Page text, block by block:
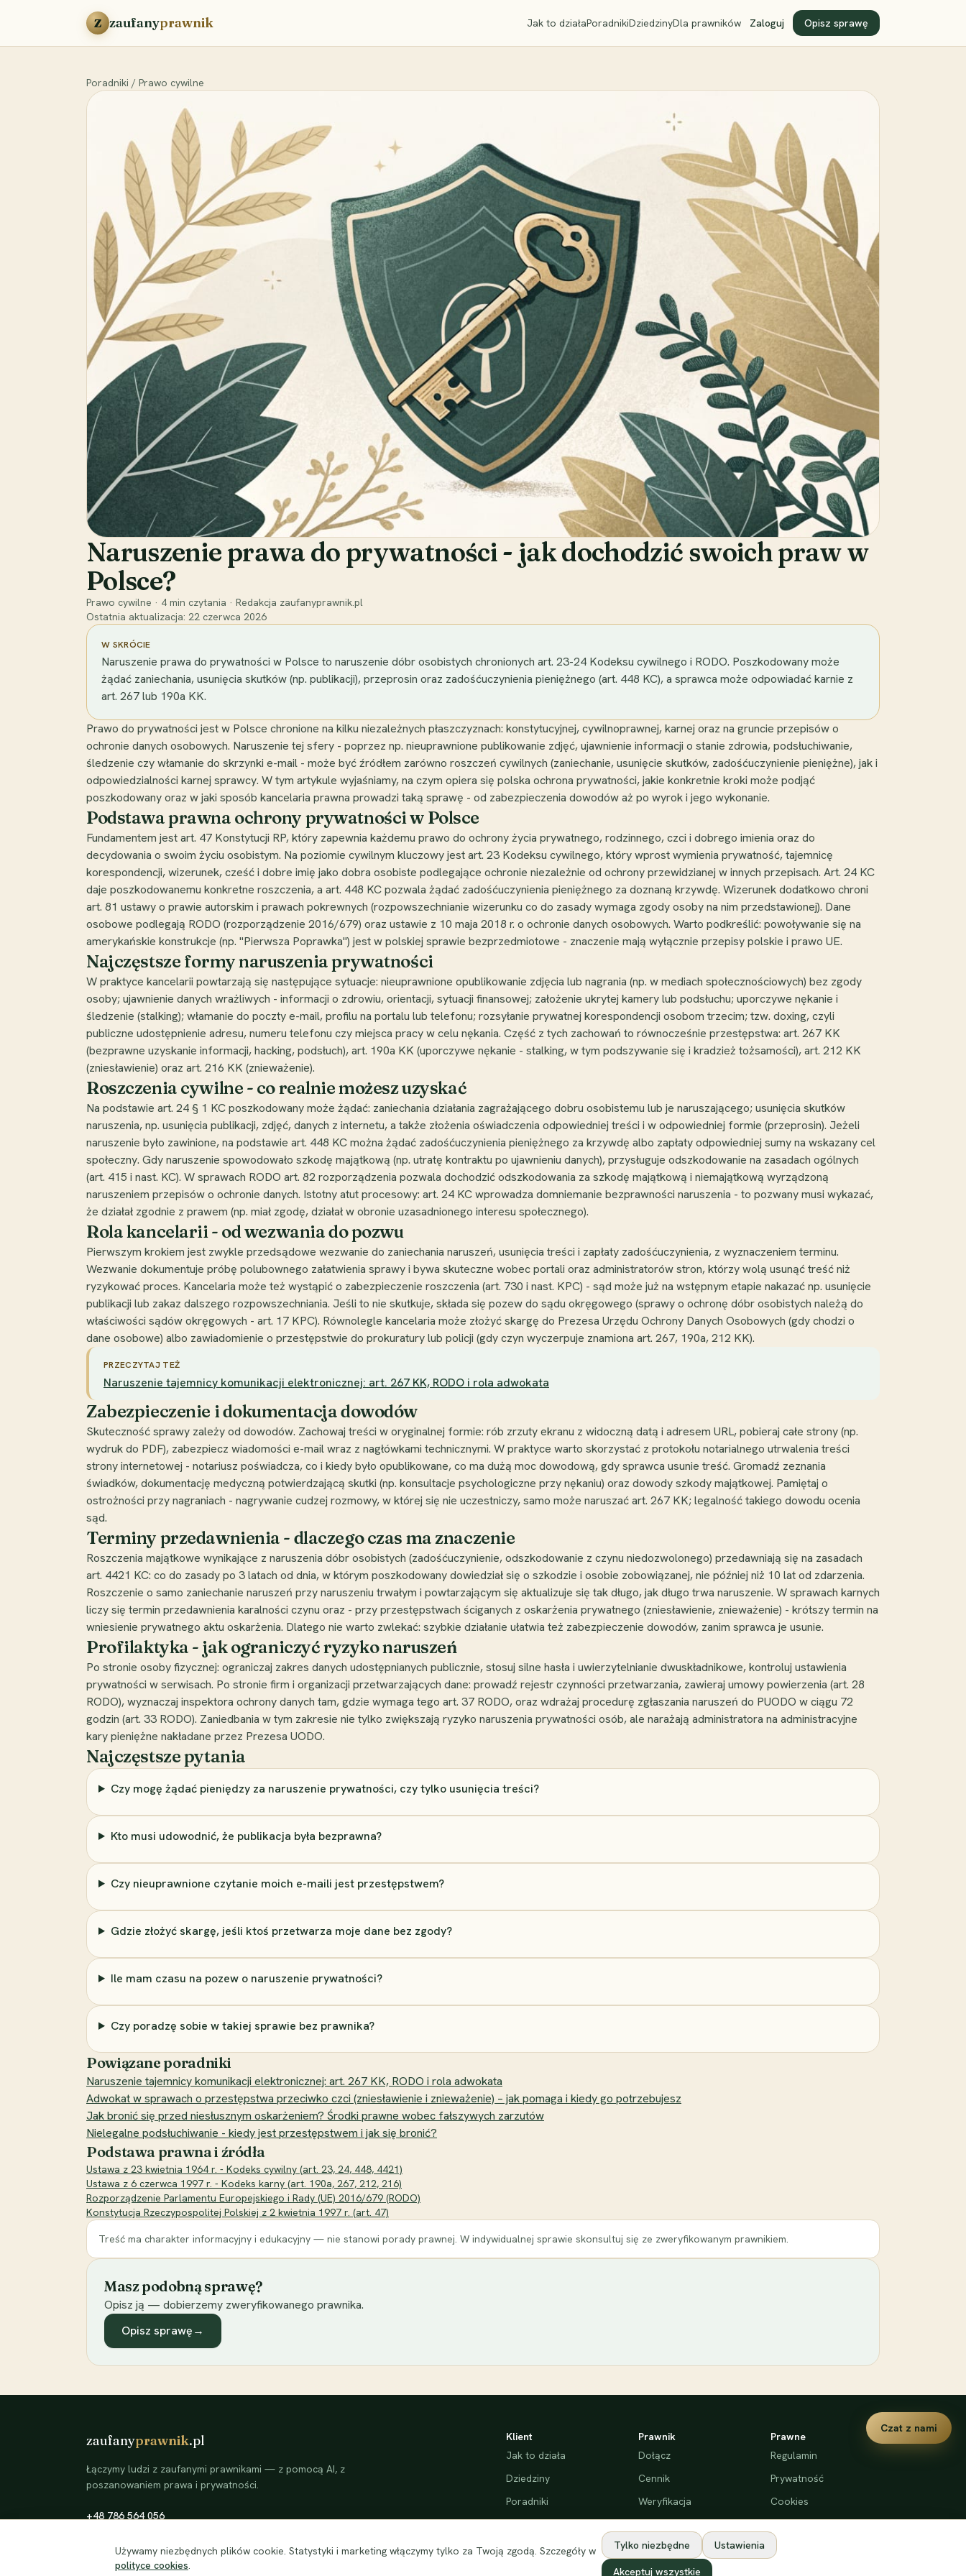
Przejdź do treści
Z zaufanyprawnik Jak to działaPoradnikiDziedzinyDla prawników Zaloguj Opisz sprawę
Poradniki / Prawo cywilne
Naruszenie prawa do prywatności - jak dochodzić swoich praw w
Polsce?
Prawo cywilne · 4 min czytania · Redakcja zaufanyprawnik.pl
Ostatnia aktualizacja: 22 czerwca 2026
W SKRÓCIE
Naruszenie prawa do prywatności w Polsce to naruszenie dóbr osobistych chronionych art. 23-24 Kodeksu cywilnego i RODO. Poszkodowany może
żądać zaniechania, usunięcia skutków (np. publikacji), przeprosin oraz zadośćuczynienia pieniężnego (art. 448 KC), a sprawca może odpowiadać karnie z
art. 267 lub 190a KK.
Prawo do prywatności jest w Polsce chronione na kilku niezależnych płaszczyznach: konstytucyjnej, cywilnoprawnej, karnej oraz na gruncie przepisów o
ochronie danych osobowych. Naruszenie tej sfery - poprzez np. nieuprawnione publikowanie zdjęć, ujawnienie informacji o stanie zdrowia, podsłuchiwanie,
śledzenie czy włamanie do skrzynki e-mail - może być źródłem zarówno roszczeń cywilnych (zaniechanie, usunięcie skutków, zadośćuczynienie pieniężne), jak i
odpowiedzialności karnej sprawcy. W tym artykule wyjaśniamy, na czym opiera się polska ochrona prywatności, jakie konkretnie kroki może podjąć
poszkodowany oraz w jaki sposób kancelaria prawna prowadzi taką sprawę - od zabezpieczenia dowodów aż po wyrok i jego wykonanie.
Podstawa prawna ochrony prywatności w Polsce
Fundamentem jest art. 47 Konstytucji RP, który zapewnia każdemu prawo do ochrony życia prywatnego, rodzinnego, czci i dobrego imienia oraz do
decydowania o swoim życiu osobistym. Na poziomie cywilnym kluczowy jest art. 23 Kodeksu cywilnego, który wprost wymienia prywatność, tajemnicę
korespondencji, wizerunek, cześć i dobre imię jako dobra osobiste podlegające ochronie niezależnie od ochrony przewidzianej w innych przepisach. Art. 24 KC
daje poszkodowanemu konkretne roszczenia, a art. 448 KC pozwala żądać zadośćuczynienia pieniężnego za doznaną krzywdę. Wizerunek dodatkowo chroni
art. 81 ustawy o prawie autorskim i prawach pokrewnych (rozpowszechnianie wizerunku co do zasady wymaga zgody osoby na nim przedstawionej). Dane
osobowe podlegają RODO (rozporządzenie 2016/679) oraz ustawie z 10 maja 2018 r. o ochronie danych osobowych. Warto podkreślić: powoływanie się na
amerykańskie konstrukcje (np. "Pierwsza Poprawka") jest w polskiej sprawie bezprzedmiotowe - znaczenie mają wyłącznie przepisy polskie i prawo UE.
Najczęstsze formy naruszenia prywatności
W praktyce kancelarii powtarzają się następujące sytuacje: nieuprawnione opublikowanie zdjęcia lub nagrania (np. w mediach społecznościowych) bez zgody
osoby; ujawnienie danych wrażliwych - informacji o zdrowiu, orientacji, sytuacji finansowej; założenie ukrytej kamery lub podsłuchu; uporczywe nękanie i
śledzenie (stalking); włamanie do poczty e-mail, profilu na portalu lub telefonu; rozsyłanie prywatnej korespondencji osobom trzecim; tzw. doxing, czyli
publiczne udostępnienie adresu, numeru telefonu czy miejsca pracy w celu nękania. Część z tych zachowań to równocześnie przestępstwa: art. 267 KK
(bezprawne uzyskanie informacji, hacking, podsłuch), art. 190a KK (uporczywe nękanie - stalking, w tym podszywanie się i kradzież tożsamości), art. 212 KK
(zniesławienie) oraz art. 216 KK (znieważenie).
Roszczenia cywilne - co realnie możesz uzyskać
Na podstawie art. 24 § 1 KC poszkodowany może żądać: zaniechania działania zagrażającego dobru osobistemu lub je naruszającego; usunięcia skutków
naruszenia, np. usunięcia publikacji, zdjęć, danych z internetu, a także złożenia oświadczenia odpowiedniej treści i w odpowiedniej formie (przeprosin). Jeżeli
naruszenie było zawinione, na podstawie art. 448 KC można żądać zadośćuczynienia pieniężnego za krzywdę albo zapłaty odpowiedniej sumy na wskazany cel
społeczny. Gdy naruszenie spowodowało szkodę majątkową (np. utratę kontraktu po ujawnieniu danych), przysługuje odszkodowanie na zasadach ogólnych
(art. 415 i nast. KC). W sprawach RODO art. 82 rozporządzenia pozwala dochodzić odszkodowania za szkodę majątkową i niemajątkową wyrządzoną
naruszeniem przepisów o ochronie danych. Istotny atut procesowy: art. 24 KC wprowadza domniemanie bezprawności naruszenia - to pozwany musi wykazać,
że działał zgodnie z prawem (np. miał zgodę, działał w obronie uzasadnionego interesu społecznego).
Rola kancelarii - od wezwania do pozwu
Pierwszym krokiem jest zwykle przedsądowe wezwanie do zaniechania naruszeń, usunięcia treści i zapłaty zadośćuczynienia, z wyznaczeniem terminu.
Wezwanie dokumentuje próbę polubownego załatwienia sprawy i bywa skuteczne wobec portali oraz administratorów stron, którzy wolą usunąć treść niż
ryzykować proces. Kancelaria może też wystąpić o zabezpieczenie roszczenia (art. 730 i nast. KPC) - sąd może już na wstępnym etapie nakazać np. usunięcie
publikacji lub zakaz dalszego rozpowszechniania. Jeśli to nie skutkuje, składa się pozew do sądu okręgowego (sprawy o ochronę dóbr osobistych należą do
właściwości sądów okręgowych - art. 17 KPC). Równolegle kancelaria może złożyć skargę do Prezesa Urzędu Ochrony Danych Osobowych (gdy chodzi o
dane osobowe) albo zawiadomienie o przestępstwie do prokuratury lub policji (gdy czyn wyczerpuje znamiona art. 267, 190a, 212 KK).
PRZECZYTAJ TEŻ
Naruszenie tajemnicy komunikacji elektronicznej: art. 267 KK, RODO i rola adwokata
Zabezpieczenie i dokumentacja dowodów
Skuteczność sprawy zależy od dowodów. Zachowaj treści w oryginalnej formie: rób zrzuty ekranu z widoczną datą i adresem URL, pobieraj całe strony (np.
wydruk do PDF), zabezpiecz wiadomości e-mail wraz z nagłówkami technicznymi. W praktyce warto skorzystać z protokołu notarialnego utrwalenia treści
strony internetowej - notariusz poświadcza, co i kiedy było opublikowane, co ma dużą moc dowodową, gdy sprawca usunie treść. Gromadź zeznania
świadków, dokumentację medyczną potwierdzającą skutki (np. konsultacje psychologiczne przy nękaniu) oraz dowody szkody majątkowej. Pamiętaj o
ostrożności przy nagraniach - nagrywanie cudzej rozmowy, w której się nie uczestniczy, samo może naruszać art. 267 KK; legalność takiego dowodu ocenia
sąd.
Terminy przedawnienia - dlaczego czas ma znaczenie
Roszczenia majątkowe wynikające z naruszenia dóbr osobistych (zadośćuczynienie, odszkodowanie z czynu niedozwolonego) przedawniają się na zasadach
art. 4421 KC: co do zasady po 3 latach od dnia, w którym poszkodowany dowiedział się o szkodzie i osobie zobowiązanej, nie później niż 10 lat od zdarzenia.
Roszczenie o samo zaniechanie naruszeń przy naruszeniu trwałym i powtarzającym się aktualizuje się tak długo, jak długo trwa naruszenie. W sprawach karnych
liczy się termin przedawnienia karalności czynu oraz - przy przestępstwach ściganych z oskarżenia prywatnego (zniesławienie, znieważenie) - krótszy termin na
wniesienie prywatnego aktu oskarżenia. Dlatego nie warto zwlekać: szybkie działanie ułatwia też zabezpieczenie dowodów, zanim sprawca je usunie.
Profilaktyka - jak ograniczyć ryzyko naruszeń
Po stronie osoby fizycznej: ograniczaj zakres danych udostępnianych publicznie, stosuj silne hasła i uwierzytelnianie dwuskładnikowe, kontroluj ustawienia
prywatności w serwisach. Po stronie firm i organizacji przetwarzających dane: prowadź rejestr czynności przetwarzania, zawieraj umowy powierzenia (art. 28
RODO), wyznaczaj inspektora ochrony danych tam, gdzie wymaga tego art. 37 RODO, oraz wdrażaj procedurę zgłaszania naruszeń do PUODO w ciągu 72
godzin (art. 33 RODO). Zaniedbania w tym zakresie nie tylko zwiększają ryzyko naruszenia prywatności osób, ale narażają administratora na administracyjne
kary pieniężne nakładane przez Prezesa UODO.
Najczęstsze pytania
Czy mogę żądać pieniędzy za naruszenie prywatności, czy tylko usunięcia treści?
Kto musi udowodnić, że publikacja była bezprawna?
Czy nieuprawnione czytanie moich e-maili jest przestępstwem?
Gdzie złożyć skargę, jeśli ktoś przetwarza moje dane bez zgody?
Ile mam czasu na pozew o naruszenie prywatności?
Czy poradzę sobie w takiej sprawie bez prawnika?
Powiązane poradniki
Naruszenie tajemnicy komunikacji elektronicznej: art. 267 KK, RODO i rola adwokata
Adwokat w sprawach o przestępstwa przeciwko czci (zniesławienie i znieważenie) – jak pomaga i kiedy go potrzebujesz
Jak bronić się przed niesłusznym oskarżeniem? Środki prawne wobec fałszywych zarzutów
Nielegalne podsłuchiwanie - kiedy jest przestępstwem i jak się bronić?
Podstawa prawna i źródła
Ustawa z 23 kwietnia 1964 r. - Kodeks cywilny (art. 23, 24, 448, 4421)
Ustawa z 6 czerwca 1997 r. - Kodeks karny (art. 190a, 267, 212, 216)
Rozporządzenie Parlamentu Europejskiego i Rady (UE) 2016/679 (RODO)
Konstytucja Rzeczypospolitej Polskiej z 2 kwietnia 1997 r. (art. 47)
Treść ma charakter informacyjny i edukacyjny — nie stanowi porady prawnej. W indywidualnej sprawie skonsultuj się ze zweryfikowanym prawnikiem.
Masz podobną sprawę?
Opisz ją — dobierzemy zweryfikowanego prawnika.
Opisz sprawę→
zaufanyprawnik.pl
Łączymy ludzi z zaufanymi prawnikami — z pomocą AI, z
poszanowaniem prawa i prywatności.
+48 786 564 056
zweryfikowanymi prawnikami.
Klient
Jak to działa
Dziedziny
Poradniki
Bezpieczeństwo
Prawnik
Dołącz
Cennik
Weryfikacja
Prawne
Regulamin
Prywatność
Cookies
Deklaracja dostępności
Czat z nami
Używamy niezbędnych plików cookie. Statystyki i marketing włączymy tylko za Twoją zgodą. Szczegóły w
polityce cookies.
Tylko niezbędne Ustawienia
Akceptuj wszystkie